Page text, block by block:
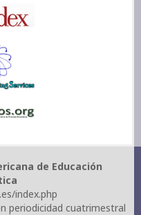
de Educación
index.php
periodicidad cuatrimestral